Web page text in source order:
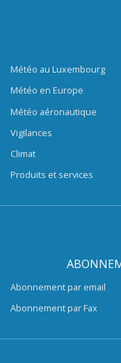
Météo au Luxembourg
Météo en Europe
Météo aéronautique
Vigilances
Climat
Produits et services
Abonnement par email
Abonnement par Fax